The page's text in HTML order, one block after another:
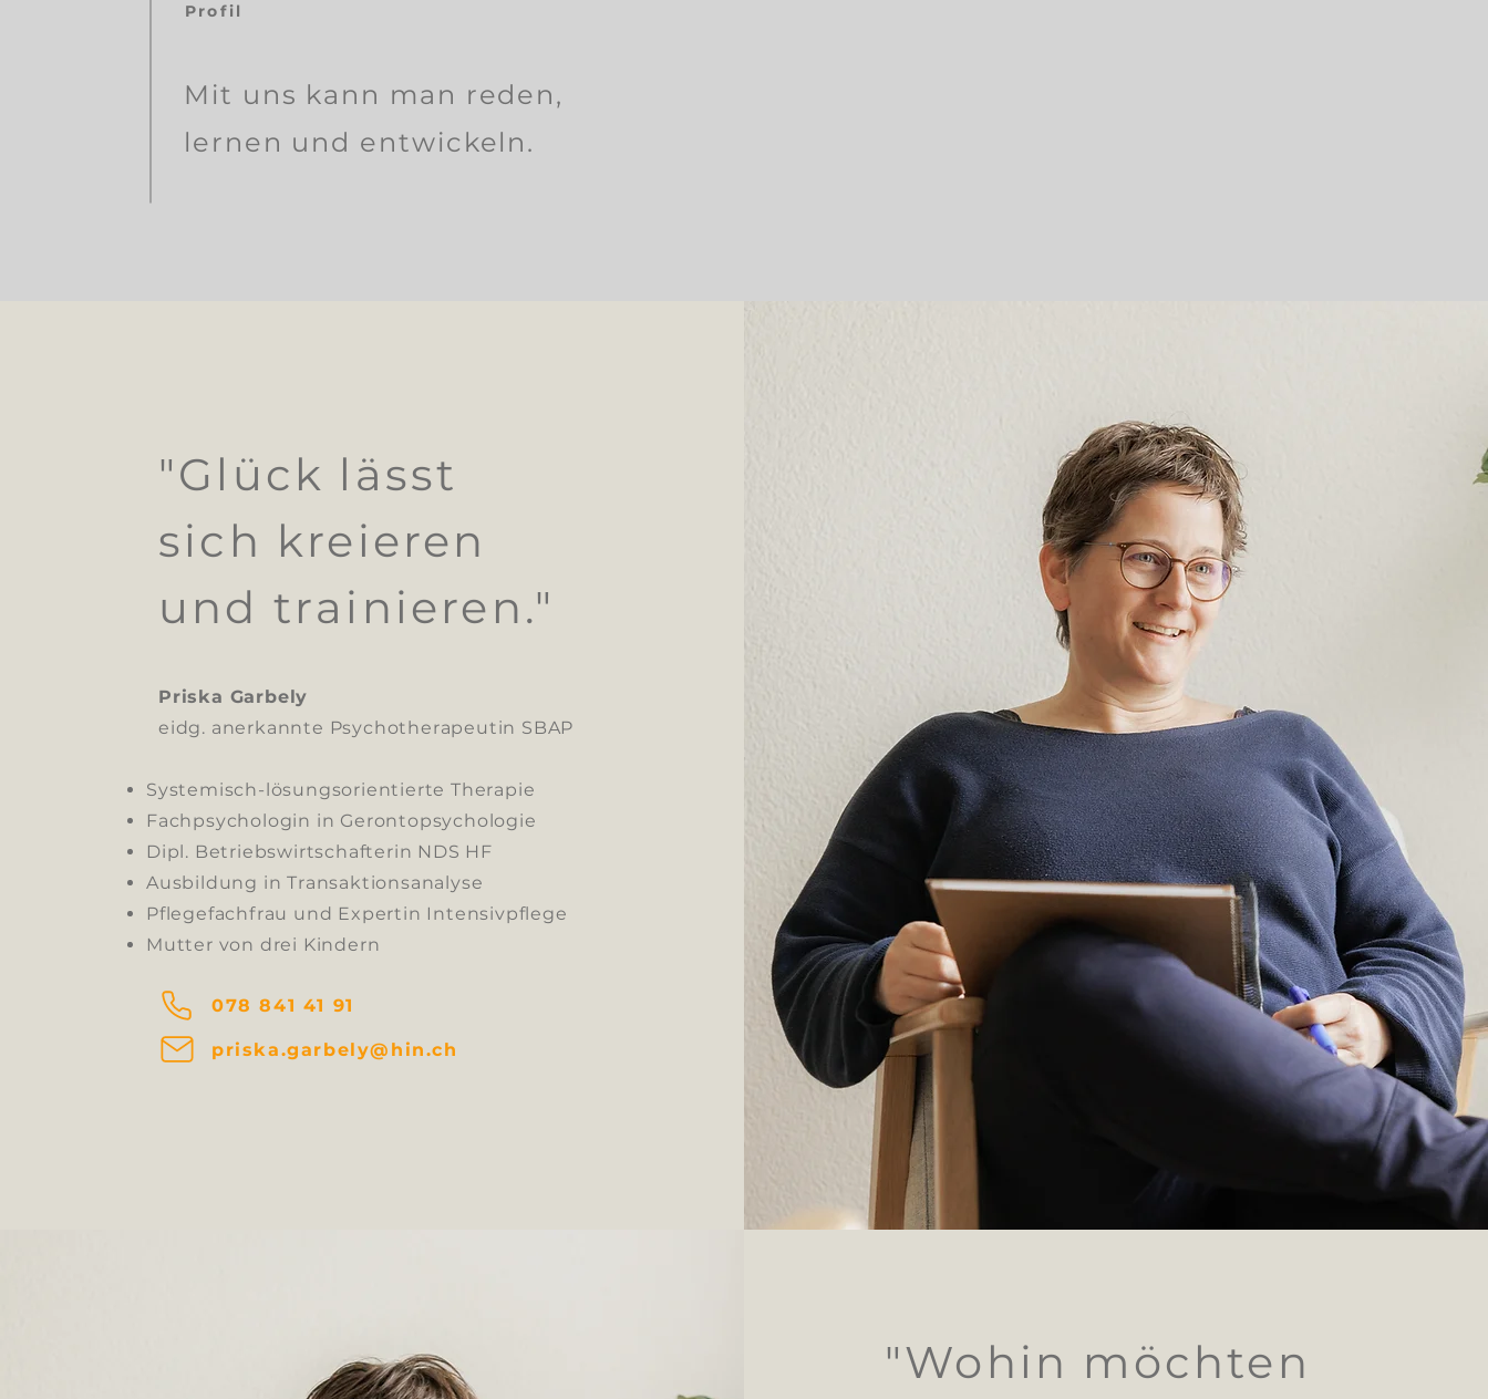
Profil
Mit uns kann man reden,
lernen und entwickeln.
"Glück lässt
sich kreieren
und trainieren."
Priska Garbely
eidg. anerkannte Psychotherapeutin SBAP
Systemisch-lösungsorientierte Therapie
Fachpsychologin in Gerontopsychologie
Dipl. Betriebswirtschafterin NDS HF
Ausbildung in Transaktionsanalyse
Pflegefachfrau und Expertin Intensivpflege
Mutter von drei Kindern
078 841 41 91
priska.garbely@hin.ch
"Wohin möchten